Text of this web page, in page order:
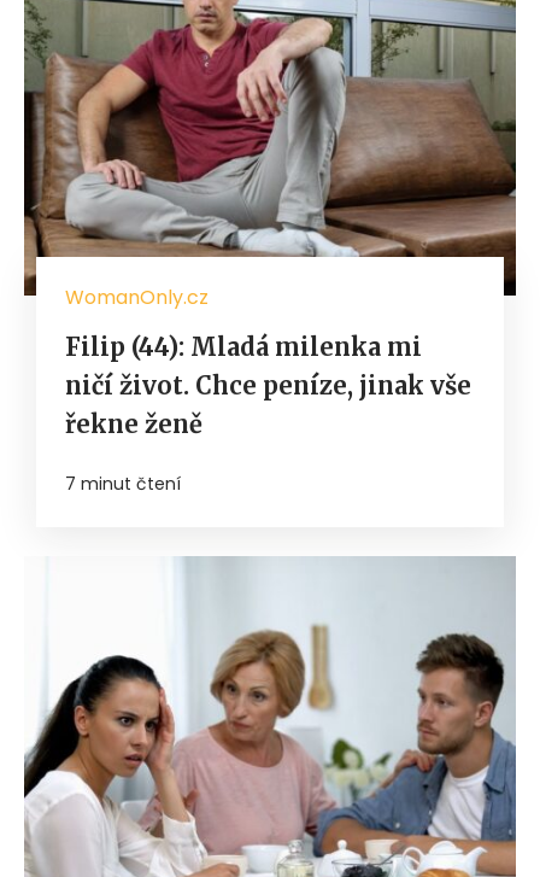
WomanOnly.cz
Filip (44): Mladá milenka mi
ničí život. Chce peníze, jinak vše
řekne ženě
7 minut čtení